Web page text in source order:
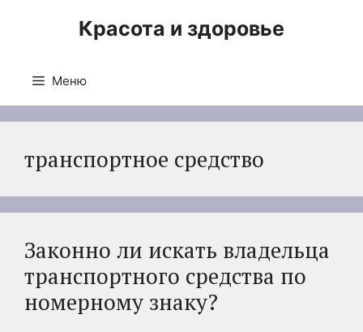
Красота и здоровье
Меню
транспортное средство
Законно ли искать владельца
транспортного средства по
номерному знаку?